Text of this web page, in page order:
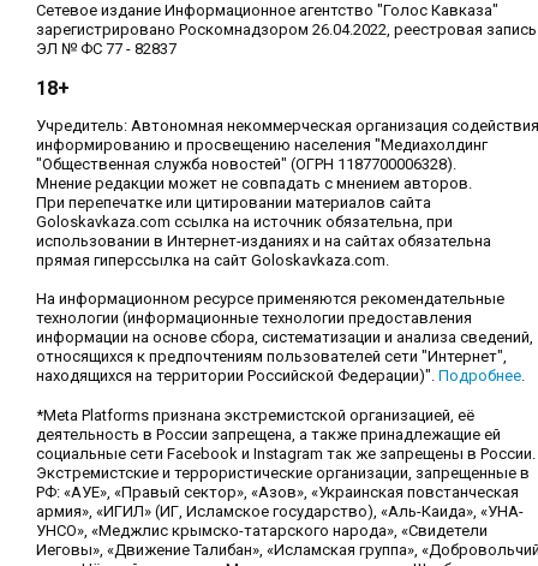
Сетевое издание Информационное агентство "Голос Кавказа"
зарегистрировано Роскомнадзором 26.04.2022, реестровая запись
ЭЛ № ФС 77 - 82837
18+
Учредитель: Автономная некоммерческая организация содействия
информированию и просвещению населения "Медиахолдинг
"Общественная служба новостей" (ОГРН 1187700006328).
Мнение редакции может не совпадать с мнением авторов.
При перепечатке или цитировании материалов сайта
Goloskavkaza.com ссылка на источник обязательна, при
использовании в Интернет-изданиях и на сайтах обязательна
прямая гиперссылка на сайт Goloskavkaza.com.
На информационном ресурсе применяются рекомендательные
технологии (информационные технологии предоставления
информации на основе сбора, систематизации и анализа сведений,
относящихся к предпочтениям пользователей сети "Интернет",
находящихся на территории Российской Федерации)". Подробнее.
*Meta Platforms признана экстремистской организацией, её
деятельность в России запрещена, а также принадлежащие ей
социальные сети Facebook и Instagram так же запрещены в России.
Экстремистские и террористические организации, запрещенные в
РФ: «АУЕ», «Правый сектор», «Азов», «Украинская повстанческая
армия», «ИГИЛ» (ИГ, Исламское государство), «Аль-Каида», «УНА-
УНСО», «Меджлис крымско-татарского народа», «Свидетели
Иеговы», «Движение Талибан», «Исламская группа»,